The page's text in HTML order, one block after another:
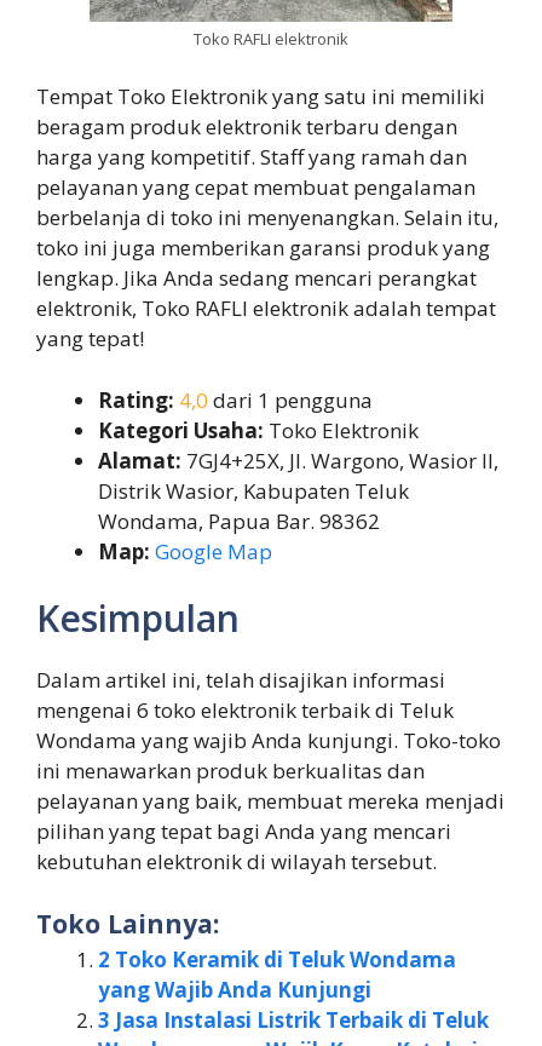
Toko RAFLI elektronik
Tempat Toko Elektronik yang satu ini memiliki
beragam produk elektronik terbaru dengan
harga yang kompetitif. Staff yang ramah dan
pelayanan yang cepat membuat pengalaman
berbelanja di toko ini menyenangkan. Selain itu,
toko ini juga memberikan garansi produk yang
lengkap. Jika Anda sedang mencari perangkat
elektronik, Toko RAFLI elektronik adalah tempat
yang tepat!
Rating: 4,0 dari 1 pengguna
Kategori Usaha: Toko Elektronik
Alamat: 7GJ4+25X, Jl. Wargono, Wasior II,
Distrik Wasior, Kabupaten Teluk
Wondama, Papua Bar. 98362
Map: Google Map
Kesimpulan
Dalam artikel ini, telah disajikan informasi
mengenai 6 toko elektronik terbaik di Teluk
Wondama yang wajib Anda kunjungi. Toko-toko
ini menawarkan produk berkualitas dan
pelayanan yang baik, membuat mereka menjadi
pilihan yang tepat bagi Anda yang mencari
kebutuhan elektronik di wilayah tersebut.
Toko Lainnya:
2 Toko Keramik di Teluk Wondama
yang Wajib Anda Kunjungi
3 Jasa Instalasi Listrik Terbaik di Teluk